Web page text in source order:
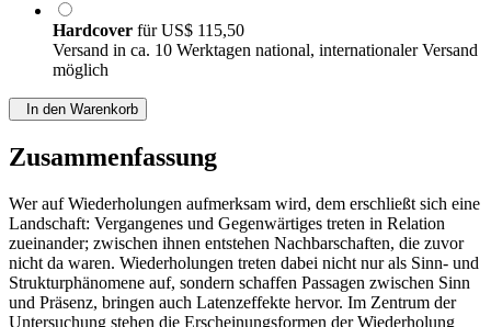
Hardcover fürUS$ 115,50
Versand in ca. 10 Werktagen national, internationaler Versand
möglich
In den Warenkorb
Zusammenfassung
Wer auf Wiederholungen aufmerksam wird, dem erschließt sich eine
Landschaft: Vergangenes und Gegenwärtiges treten in Relation
zueinander; zwischen ihnen entstehen Nachbarschaften, die zuvor
nicht da waren. Wiederholungen treten dabei nicht nur als Sinn- und
Strukturphänomene auf, sondern schaffen Passagen zwischen Sinn
und Präsenz, bringen auch Latenzeffekte hervor. Im Zentrum der
Untersuchung stehen die Erscheinungsformen der Wiederholung